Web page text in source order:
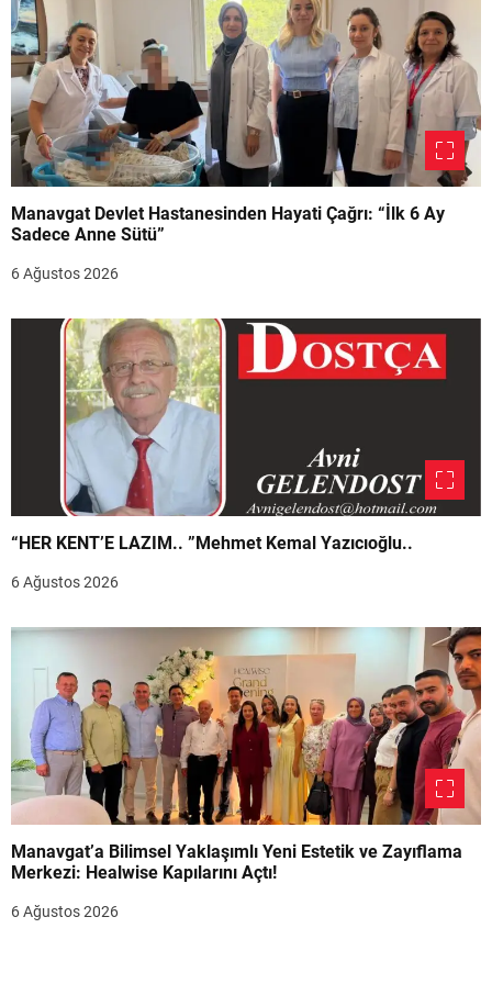
Manavgat Devlet Hastanesinden Hayati Çağrı: “İlk 6 Ay
Sadece Anne Sütü”
6 Ağustos 2026
“HER KENT’E LAZIM.. ”Mehmet Kemal Yazıcıoğlu..
6 Ağustos 2026
Manavgat’a Bilimsel Yaklaşımlı Yeni Estetik ve Zayıflama
Merkezi: Healwise Kapılarını Açtı!
6 Ağustos 2026